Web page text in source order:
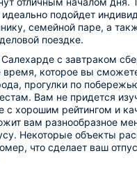
подойдет
семейной паре, а
поездке.
с завтраком
время, которое вы
прогулки по
Вам не придется
с хорошим рейтингом и
вам разнообразное
Некоторые объекты
что сделает ваш